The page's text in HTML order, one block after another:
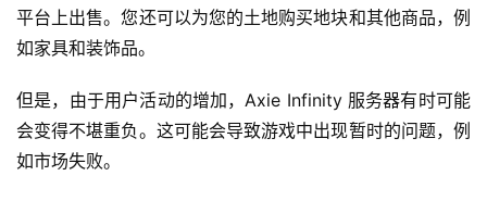
平台上出售。您还可以为您的土地购买地块和其他商品，例
如家具和装饰品。
但是，由于用户活动的增加，Axie Infinity 服务器有时可能
会变得不堪重负。这可能会导致游戏中出现暂时的问题，例
如市场失败。